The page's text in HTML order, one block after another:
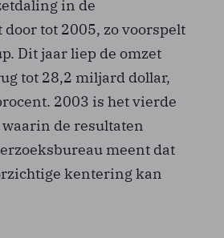
in de
tot 2005, zo voorspelt
Dit jaar liep de omzet
tot 28,2 miljard dollar,
2003 is het vierde
de resultaten
meent dat
kentering kan